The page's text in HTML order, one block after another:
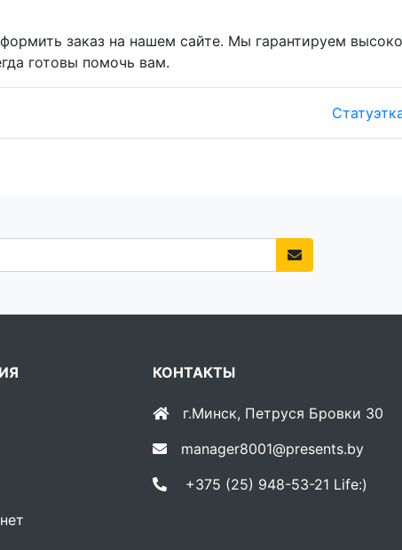
заказ на нашем сайте. Мы гарантируем
готовы помочь вам.
КОНТАКТЫ
г.Минск, Петруся Бровки 30
manager8001@presents.by
+375 (25) 948-53-21 Life:)